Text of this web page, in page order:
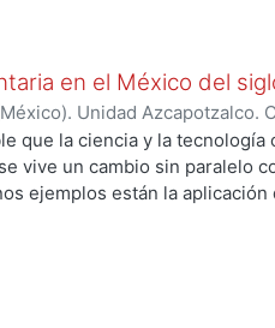
en el México del
Unidad Azcapotzalco.
)COTA GUZMAN, HILDA IRENE
que la ciencia y la tecnología
vive un cambio sin paralelo
ejemplos están la aplicación